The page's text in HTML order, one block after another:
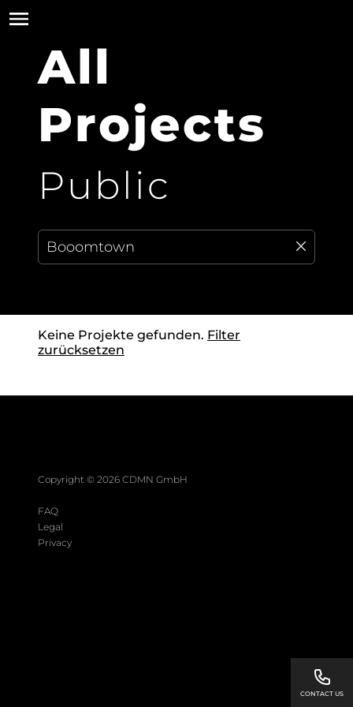
All
Projects
Public
Keine Projekte gefunden. Filter
zurücksetzen
Copyright © 2026 CDMN GmbH
FAQ
Legal
Privacy
CONTACT US